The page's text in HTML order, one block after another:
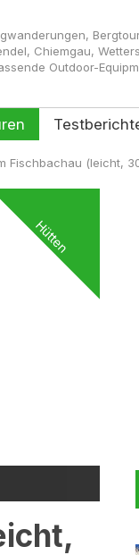
Chiemgau,
Outdoor-
Fischbachau (leicht,
Hütten